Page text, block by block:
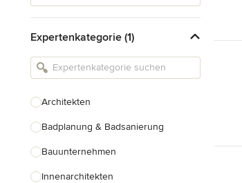
Expertenkategorie (1)
Architekten
Badplanung & Badsanierung
Bauunternehmen
Innenarchitekten